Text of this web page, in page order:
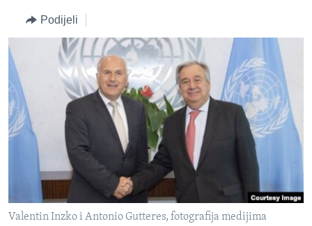
pretraguBOSNA I HERCEGOVINA
SPECIJALNI PROJEKTI
KORUPCIJA
SLOBODA MEDIJA
ŽENSKA STRANA
IZBJEGLIČKA STRANA
MAGAZIN
O GLASU AMERIKE
Learning English
Podijeli
Valentin Inzko i Antonio Gutteres, fotografija medijima